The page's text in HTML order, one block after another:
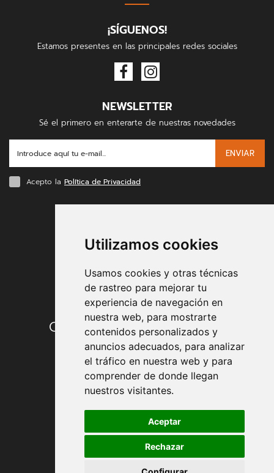
Utilizamos cookies
Usamos cookies y otras técnicas
de rastreo para mejorar tu
experiencia de navegación en
nuestra web, para mostrarte
contenidos personalizados y
anuncios adecuados, para analizar
el tráfico en nuestra web y para
comprender de donde llegan
nuestros visitantes.
Aceptar
Rechazar
¡SÍGUENOS!
Estamos presentes en las principales redes sociales
NEWSLETTER
Sé el primero en enterarte de nuestras novedades
ENVIAR
Acepto la Política de Privacidad
Condiciones de contratación
Envío y entrega
Devoluciones
Formas de pago
Política de Privacidad